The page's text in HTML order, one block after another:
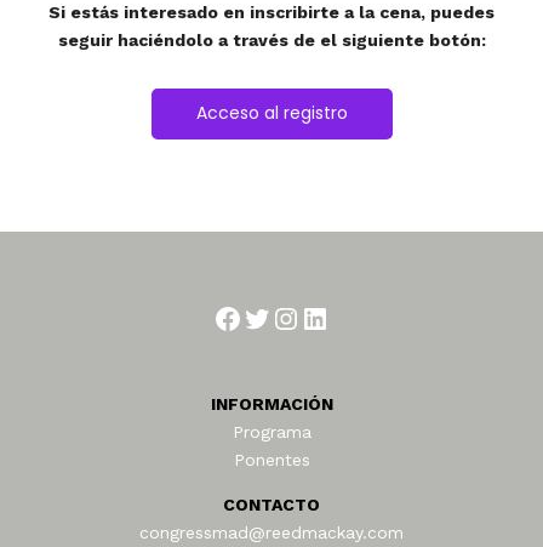
Si estás interesado en inscribirte a la cena, puedes
seguir haciéndolo a través de el siguiente botón:
Acceso al registro
Facebook
Twitter
Instagram
LinkedIn
INFORMACIÓN
Programa
Ponentes
CONTACTO
congressmad@reedmackay.com